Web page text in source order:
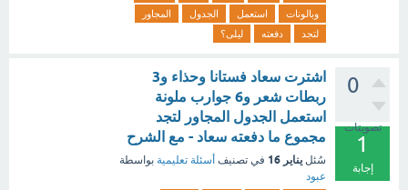
وبالونات
استعمل الجدول
المجاور
لتجد
دفعته ليلى؟
0
تصويتات
1
إجابة
اشترت سعاد فستانا وحذاء و3
ربطات شعر و6 جوارب ملونة
استعمل الجدول المجاور لتجد
مجموع ما دفعته سعاد - مع الشرح
سُئل يناير 16 في تصنيف أسئلة تعليمية بواسطة
عبود